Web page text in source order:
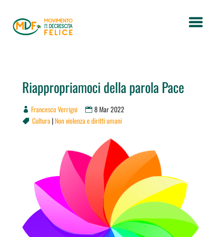
Riappropriamoci della parola Pace
Francesco Verrigni 8 Mar 2022
 Cultura |Non violenza e diritti umani